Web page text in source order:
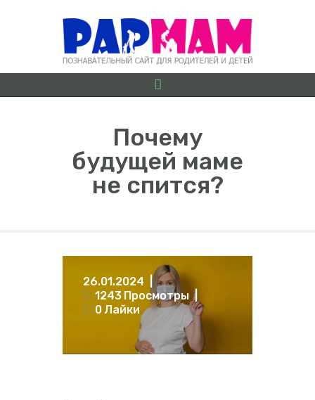
Почему
будущей маме
не спится?
О ПРОЕКТЕ
БЕРЕМЕННОСТЬ ОТ
ШКОЛЬНИКИ
ИГРЫ
ЛАЙФХАКИ
ФОРУМ
26.01.2024
1243 Просмотры
0 Лайки